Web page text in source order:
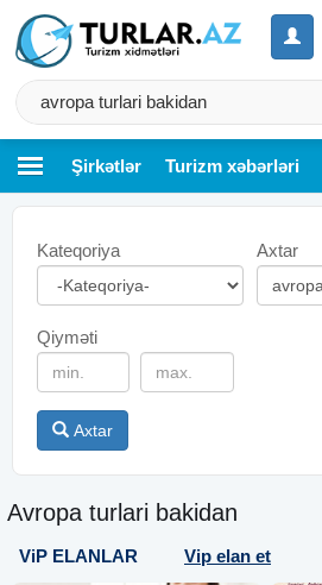
Şirkətlər Turizm xəbərləri
Kateqoriya Axtar
Qiyməti
Axtar
Avropa turlari bakidan
ViP ELANLAR Vip elan et